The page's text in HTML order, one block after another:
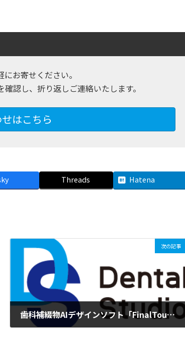
お寄せください。
認し、折り返しご連絡いたします。
はこちら
Threads Hatena
次の記事
歯科補綴物AIデザインソフト「FinalTouch™」日本でのインレーデザイン受注開始